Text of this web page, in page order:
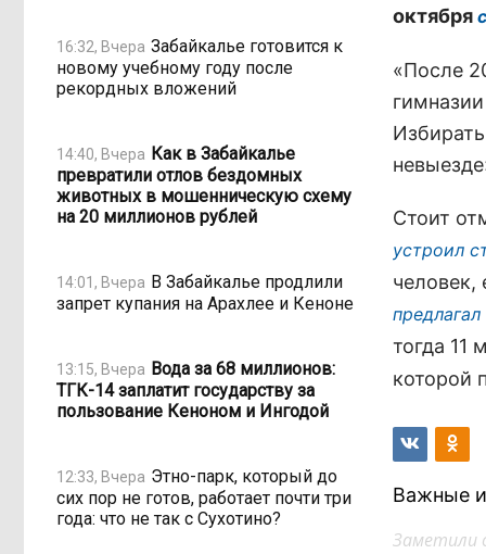
16:32, Вчера Забайкалье готовится к
новому учебному году после
рекордных вложений
14:40, Вчера Как в Забайкалье
превратили отлов бездомных
животных в мошенническую схему
на 20 миллионов рублей
14:01, Вчера В Забайкалье продлили
запрет купания на Арахлее и Кеноне
13:15, Вчера Вода за 68 миллионов:
ТГК-14 заплатит государству за
пользование Кеноном и Ингодой
12:33, Вчера Этно-парк, который до
сих пор не готов, работает почти три
года: что не так с Сухотино?
октября
«После
Стоит
устроил
человек,
предлагал
тогда 11
которой
Важные
Заметили